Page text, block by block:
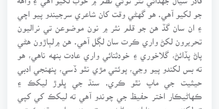
جو لکيو آهي. هو گهڻي وقت کان شاعري سرجيندو پيو اچي
۽ ان سان گڏ هن جو قلم نثر ۾ نون موضوعن تي نراليون
تحريرون لکڻ واري ڪرت سان لڳل آهي. هن ۾لٻاڙون هڻي
پاڻ پڏائڻ، گلاخوري ۽ خودثنائي واري عادت بنهه ناهي، هو
ته بس لکندو پيو وڃي، پوئتي مڙي نٿو ڏسي، پنهنجي ادبي
حيثيت جي ماپ نٿو ڪري. سنڌ جي ڀلوڙ ليکڪ ۽
ڪهاڻيڪار اختر حفيظ جي چوندو آهي ته ليکڪ کي کپي
ته لکندو رهي. بنا اهو ڄاڻڻ جي ته سندس ادبي قد ڪيترو